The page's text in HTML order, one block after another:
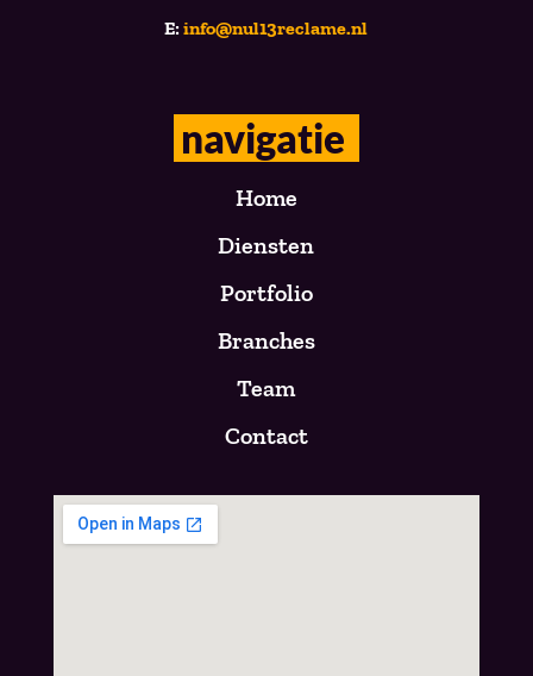
E: info@nul13reclame.nl
navigatie
Home
Diensten
Portfolio
Branches
Team
Contact